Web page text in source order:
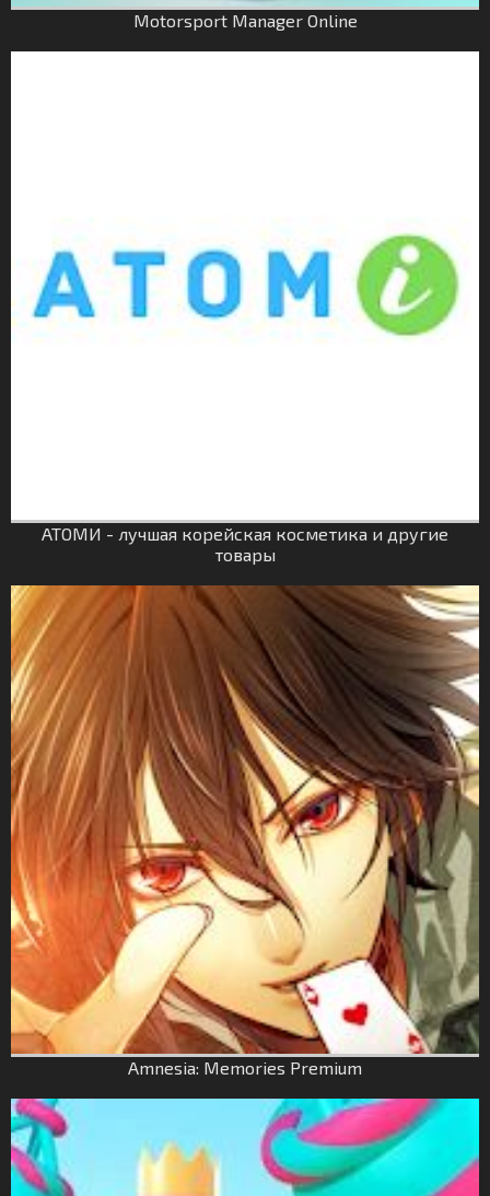
Motorsport Manager Online
АТОМИ - лучшая корейская косметика и другие
товары
Amnesia: Memories Premium